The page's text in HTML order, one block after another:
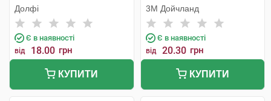
шт
Долфі
Є в наявності
від 18.00 грн
КУПИТИ
шт
3М Дойчланд
Є в наявності
від 20.30 грн
КУПИТИ